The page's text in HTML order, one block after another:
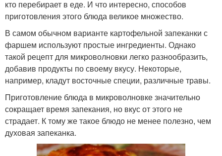
кто перебирает в еде. И что интересно, способов
приготовления этого блюда великое множество.
В самом обычном варианте картофельной запеканки с
фаршем используют простые ингредиенты. Однако
такой рецепт для микроволновки легко разнообразить,
добавив продукты по своему вкусу. Некоторые,
например, кладут восточные специи, различные травы.
Приготовление блюда в микроволновке значительно
сокращает время запекания, но вкус от этого не
страдает. К тому же такое блюдо не менее полезно, чем
духовая запеканка.